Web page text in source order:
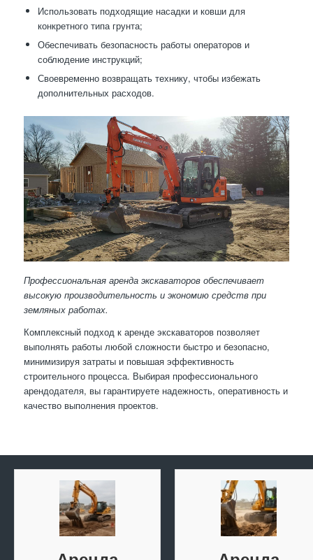
Использовать подходящие насадки и ковши для
конкретного типа грунта;
Обеспечивать безопасность работы операторов и
соблюдение инструкций;
Своевременно возвращать технику, чтобы избежать
дополнительных расходов.
Профессиональная аренда экскаваторов обеспечивает
высокую производительность и экономию средств при
земляных работах.
Комплексный подход к аренде экскаваторов позволяет
выполнять работы любой сложности быстро и безопасно,
минимизируя затраты и повышая эффективность
строительного процесса. Выбирая профессионального
арендодателя, вы гарантируете надежность, оперативность и
качество выполнения проектов.